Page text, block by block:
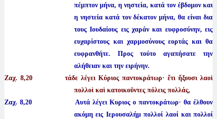
πέμπτον μήνα, η νηστεία, κατά τον έβδομον και
η νηστεία κατά τον δέκατον μήνα, θα είναι δια
τους Ιουδαίους εις χαράν και ευφροσύνην, εις
ευχαρίστους και χαρμοσύνους εορτάς και θα
ευφρανθήτε. Προς τούτο αγαπήσατε την
αλήθειαν και την ειρήνην.
Ζαχ. 8,20 τάδε λέγει Κύριος παντοκράτωρ· ἔτι ἥξουσι λαοὶ
πολλοὶ καὶ κατοικοῦντες πόλεις πολλάς,
Ζαχ. 8,20 Αυτά λέγει Κυριος ο παντοκράτωρ· θα έλθουν
ακόμη εις Ιερουσαλήμ πολλοί λαοί και πολλοί